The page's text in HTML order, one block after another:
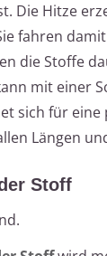
Die Hitze
fahren
die Stoffe
mit einer
sich für eine
Längen
Stoff